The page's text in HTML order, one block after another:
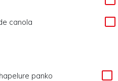
canola
panko